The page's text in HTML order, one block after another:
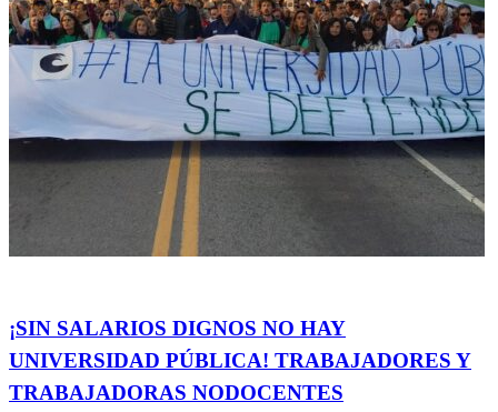
¡SIN SALARIOS DIGNOS NO HAY
UNIVERSIDAD PÚBLICA! TRABAJADORES Y
TRABAJADORAS NODOCENTES